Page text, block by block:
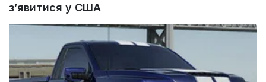
з’явитися у США